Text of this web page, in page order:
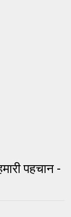
पहचान -